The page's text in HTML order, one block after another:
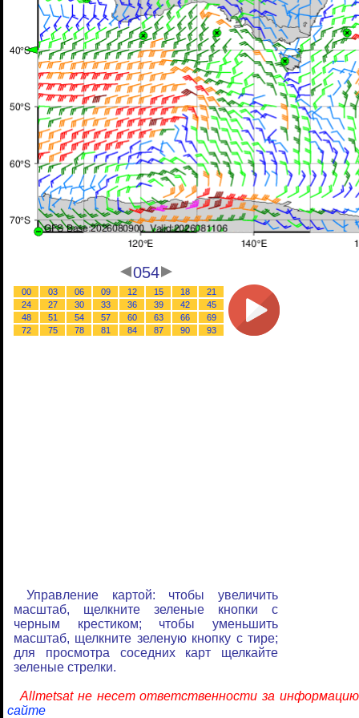
054
00 03 06 09 12 15 18
21
24
27 30 33 36 39 42
45
48
51 54 57 60 63 66
69
72
75 78 81 84 87 90 93
Управление картой: чтобы увеличить
масштаб, щелкните зеленые кнопки с
черным крестиком; чтобы уменьшить
масштаб, щелкните зеленую кнопку с тире;
для просмотра соседних карт щелкайте
зеленые стрелки.
Allmetsat не несет ответственности за
сайте